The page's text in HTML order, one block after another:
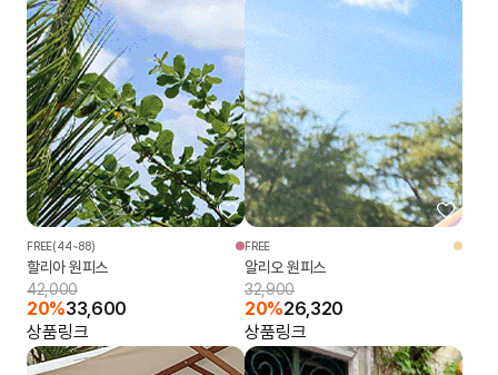
FREE(44~88)
할리아 원피스
42,000
20%33,600
상품링크
FREE
알리오 원피스
32,900
20%26,320
상품링크